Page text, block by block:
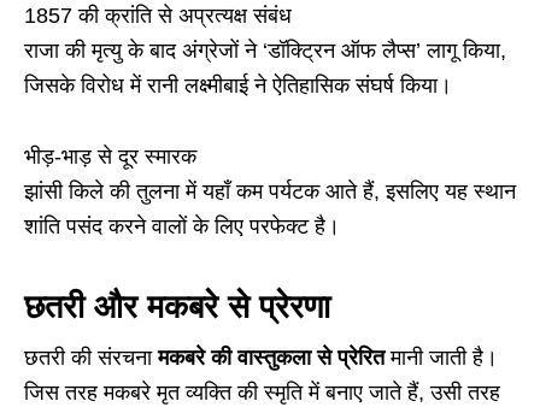
1857 की क्रांति से अप्रत्यक्ष संबंध
राजा की मृत्यु के बाद अंग्रेजों ने ‘डॉक्ट्रिन ऑफ लैप्स’ लागू किया,
जिसके विरोध में रानी लक्ष्मीबाई ने ऐतिहासिक संघर्ष किया।
भीड़-भाड़ से दूर स्मारक
झांसी किले की तुलना में यहाँ कम पर्यटक आते हैं, इसलिए यह स्थान
शांति पसंद करने वालों के लिए परफेक्ट है।
छतरी और मकबरे से प्रेरणा
छतरी की संरचनामकबरे की वास्तुकला से प्रेरितमानी जाती है।
जिस तरह मकबरे मृत व्यक्ति की स्मृति में बनाए जाते हैं, उसी तरह